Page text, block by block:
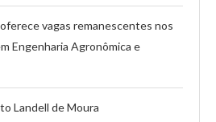
vagas remanescentes nos
Engenharia Agronômica e
Landell de Moura